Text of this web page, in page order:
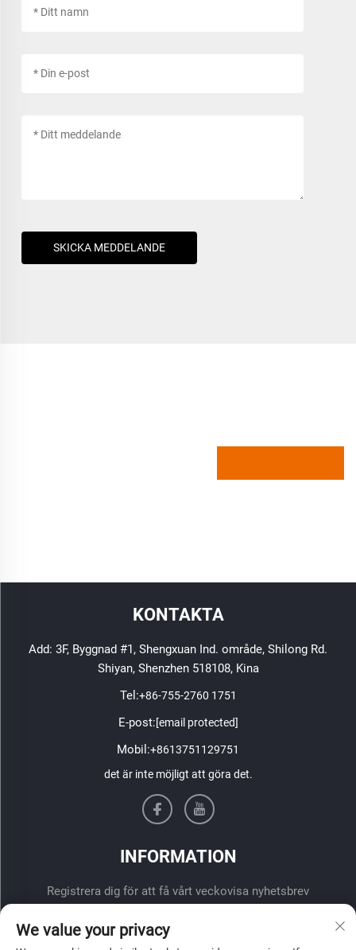
SKICKA MEDDELANDE
KONTAKTA
Add: 3F, Byggnad #1, Shengxuan Ind. område, Shilong Rd.
Shiyan, Shenzhen 518108, Kina
Tel:+86-755-2760 1751
E-post:[email protected]
Mobil:+8613751129751
det är inte möjligt att göra det.
INFORMATION
Registrera dig för att få vårt veckovisa nyhetsbrev
We value your privacy